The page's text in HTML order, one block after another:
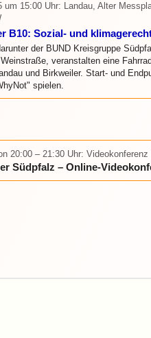
um 15:00 Uhr: Landau, Alter
B10: Sozial- und
der BUND Kreisgruppe
veranstalten eine
und Birkweiler. Start- und
spielen.
20:00 – 21:30 Uhr: Videokonferenz
Südpfalz – Online-